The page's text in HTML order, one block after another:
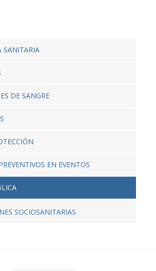
SANITARIA
DE SANGRE
EN EVENTOS
SOCIOSANITARIAS